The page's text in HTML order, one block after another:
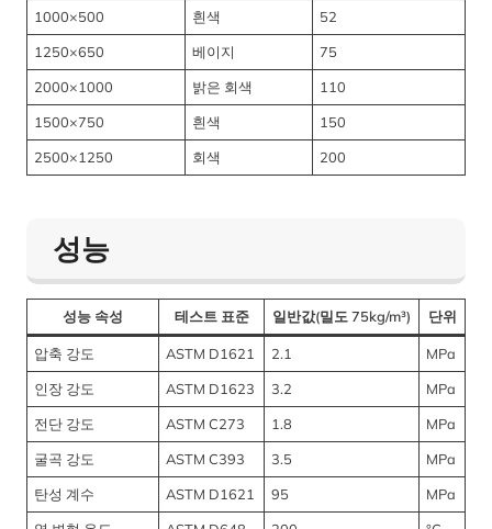
1000×500 흰색
52
1250×650
베이지
75
2000×1000
밝은 회색
110
1500×750
흰색
150
2500×1250
회색 200
성능
성능 속성 테스트 표준 일반값(밀도 75kg/m³) 단위
압축 강도 ASTM D1621 2.1
MPa
인장 강도
ASTM D1623 3.2
MPa
전단 강도
ASTM C273 1.8
MPa
굴곡 강도
ASTM C393 3.5
MPa
탄성 계수
ASTM D1621 95
MPa